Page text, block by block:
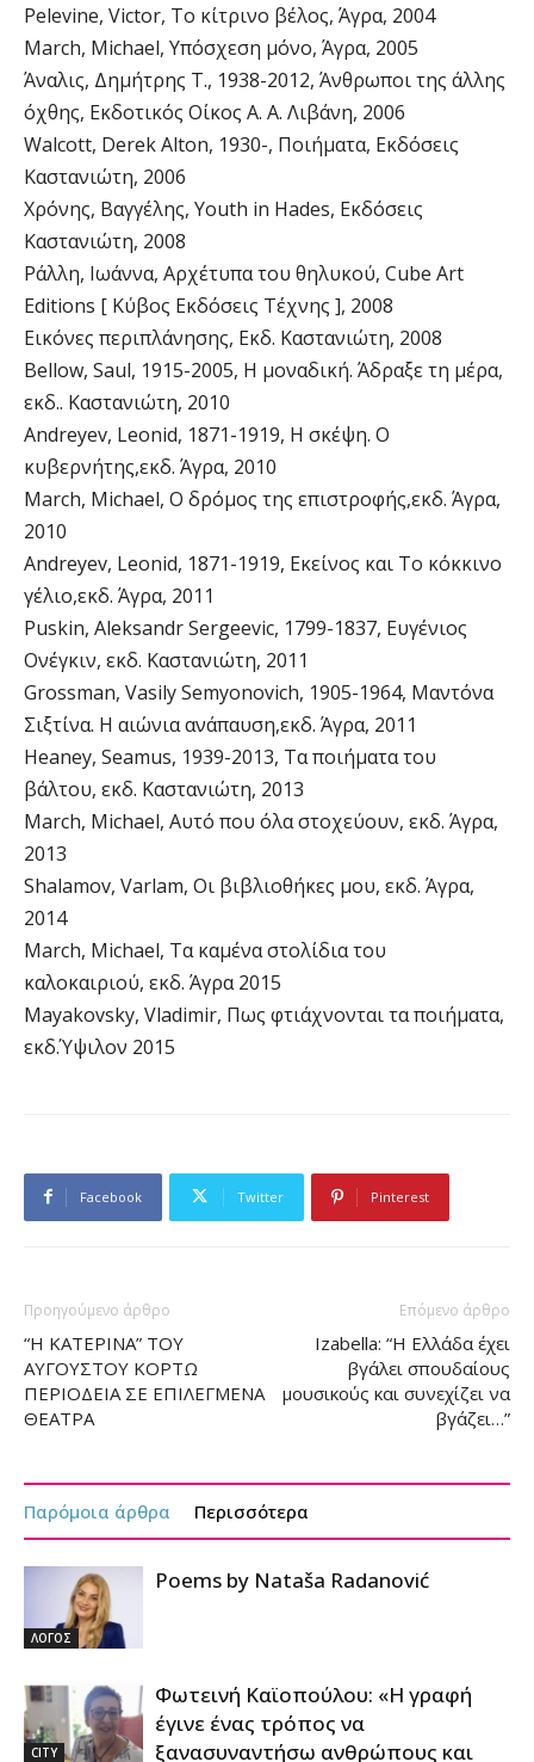
Pelevine, Victor, Το κίτρινο βέλος, Άγρα, 2004
March, Michael, Υπόσχεση μόνο, Άγρα, 2005
Άναλις, Δημήτρης Τ., 1938-2012, Άνθρωποι της άλλης
όχθης, Εκδοτικός Οίκος Α. Α. Λιβάνη, 2006
Walcott, Derek Alton, 1930-, Ποιήματα, Εκδόσεις
Καστανιώτη, 2006
Χρόνης, Βαγγέλης, Youth in Hades, Εκδόσεις
Καστανιώτη, 2008
Ράλλη, Ιωάννα, Αρχέτυπα του θηλυκού, Cube Art
Editions [ Κύβος Εκδόσεις Τέχνης ], 2008
Εικόνες περιπλάνησης, Εκδ. Καστανιώτη, 2008
Bellow, Saul, 1915-2005, Η μοναδική. Άδραξε τη μέρα,
εκδ.. Καστανιώτη, 2010
Andreyev, Leonid, 1871-1919, Η σκέψη. Ο
κυβερνήτης,εκδ. Άγρα, 2010
March, Michael, Ο δρόμος της επιστροφής,εκδ. Άγρα,
2010
Andreyev, Leonid, 1871-1919, Εκείνος και Το κόκκινο
γέλιο,εκδ. Άγρα, 2011
Puskin, Aleksandr Sergeevic, 1799-1837, Ευγένιος
Ονέγκιν, εκδ. Καστανιώτη, 2011
Grossman, Vasily Semyonovich, 1905-1964, Μαντόνα
Σιξτίνα. Η αιώνια ανάπαυση,εκδ. Άγρα, 2011
Heaney, Seamus, 1939-2013, Τα ποιήματα του
βάλτου, εκδ. Καστανιώτη, 2013
March, Michael, Αυτό που όλα στοχεύουν, εκδ. Άγρα,
2013
Shalamov, Varlam, Οι βιβλιοθήκες μου, εκδ. Άγρα,
2014
March, Michael, Τα καμένα στολίδια του
καλοκαιριού, εκδ. Άγρα 2015
Mayakovsky, Vladimir, Πως φτιάχνονται τα ποιήματα,
εκδ.Ύψιλον 2015
Facebook Twitter Pinterest
Προηγούμενο άρθρο
“Η ΚΑΤΕΡΙΝΑ” ΤΟΥ
ΑΥΓΟΥΣΤΟΥ ΚΟΡΤΩ
ΠΕΡΙΟΔΕΙΑ ΣΕ ΕΠΙΛΕΓΜΕΝΑ
ΘΕΑΤΡΑ
Επόμενο άρθρο
Izabella: “Η Ελλάδα έχει
βγάλει σπουδαίους
μουσικούς και συνεχίζει να
βγάζει…”
Παρόμοια άρθρα Περισσότερα
ΛΟΓΟΣ
Poems by Nataša Radanović
CITY
Φωτεινή Καϊοπούλου: «Η γραφή
έγινε ένας τρόπος να
ξανασυναντήσω ανθρώπους και